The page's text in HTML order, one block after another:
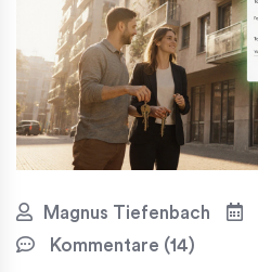
Magnus Tiefenbach
Kommentare (14)